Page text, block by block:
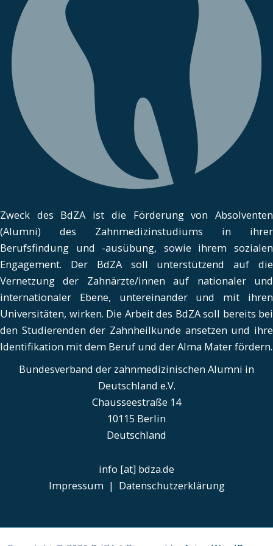
Zweck des BdZA ist die Förderung von Absolventen
(Alumni) des Zahnmedizinstudiums in ihrer
Berufsfindung und -ausübung, sowie ihrem sozialen
Engagement. Der BdZA soll unterstützend auf die
Vernetzung der Zahnärzte/innen auf nationaler und
internationaler Ebene, untereinander und mit ihren
Universitäten, wirken. Die Arbeit des BdZA soll bereits bei
den Studierenden der Zahnheilkunde ansetzen und ihre
Identifikation mit dem Beruf und der Alma Mater fördern.
Bundesverband der zahnmedizinischen Alumni in
Deutschland e.V.
Chausseestraße 14
10115 Berlin
Deutschland
info [at] bdza.de
Impressum | Datenschutzerklärung